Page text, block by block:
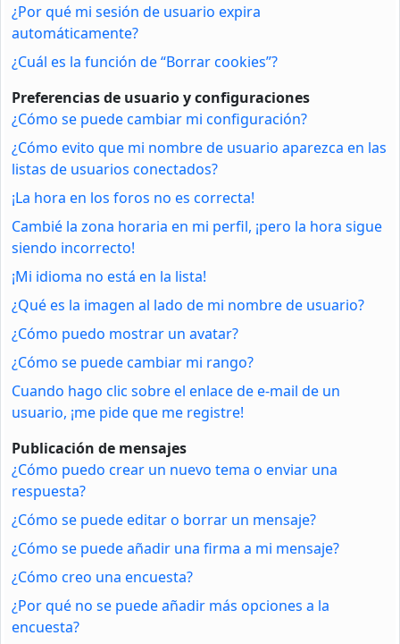
¿Por qué mi sesión de usuario expira
automáticamente?
¿Cuál es la función de “Borrar cookies”?
Preferencias de usuario y configuraciones
¿Cómo se puede cambiar mi configuración?
¿Cómo evito que mi nombre de usuario aparezca en las
listas de usuarios conectados?
¡La hora en los foros no es correcta!
Cambié la zona horaria en mi perfil, ¡pero la hora sigue
siendo incorrecto!
¡Mi idioma no está en la lista!
¿Qué es la imagen al lado de mi nombre de usuario?
¿Cómo puedo mostrar un avatar?
¿Cómo se puede cambiar mi rango?
Cuando hago clic sobre el enlace de e-mail de un
usuario, ¡me pide que me registre!
Publicación de mensajes
¿Cómo puedo crear un nuevo tema o enviar una
respuesta?
¿Cómo se puede editar o borrar un mensaje?
¿Cómo se puede añadir una firma a mi mensaje?
¿Cómo creo una encuesta?
¿Por qué no se puede añadir más opciones a la
encuesta?